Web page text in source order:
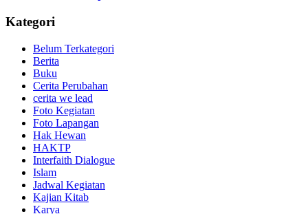
Kategori
Belum Terkategori
Berita
Buku
Cerita Perubahan
cerita we lead
Foto Kegiatan
Foto Lapangan
Hak Hewan
HAKTP
Interfaith Dialogue
Islam
Jadwal Kegiatan
Kajian Kitab
Karya